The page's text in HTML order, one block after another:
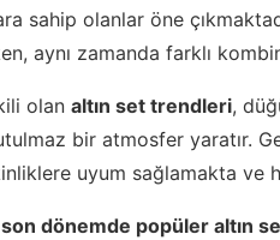
sahip olanlar öne
aynı zamanda farklı
olan altın set trendleri,
bir atmosfer yaratır.
uyum sağlamakta ve
son dönemde popüler altın